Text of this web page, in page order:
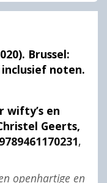
Brussel:
inclusief noten.
wifty’s en
Geerts,
,
openhartige en